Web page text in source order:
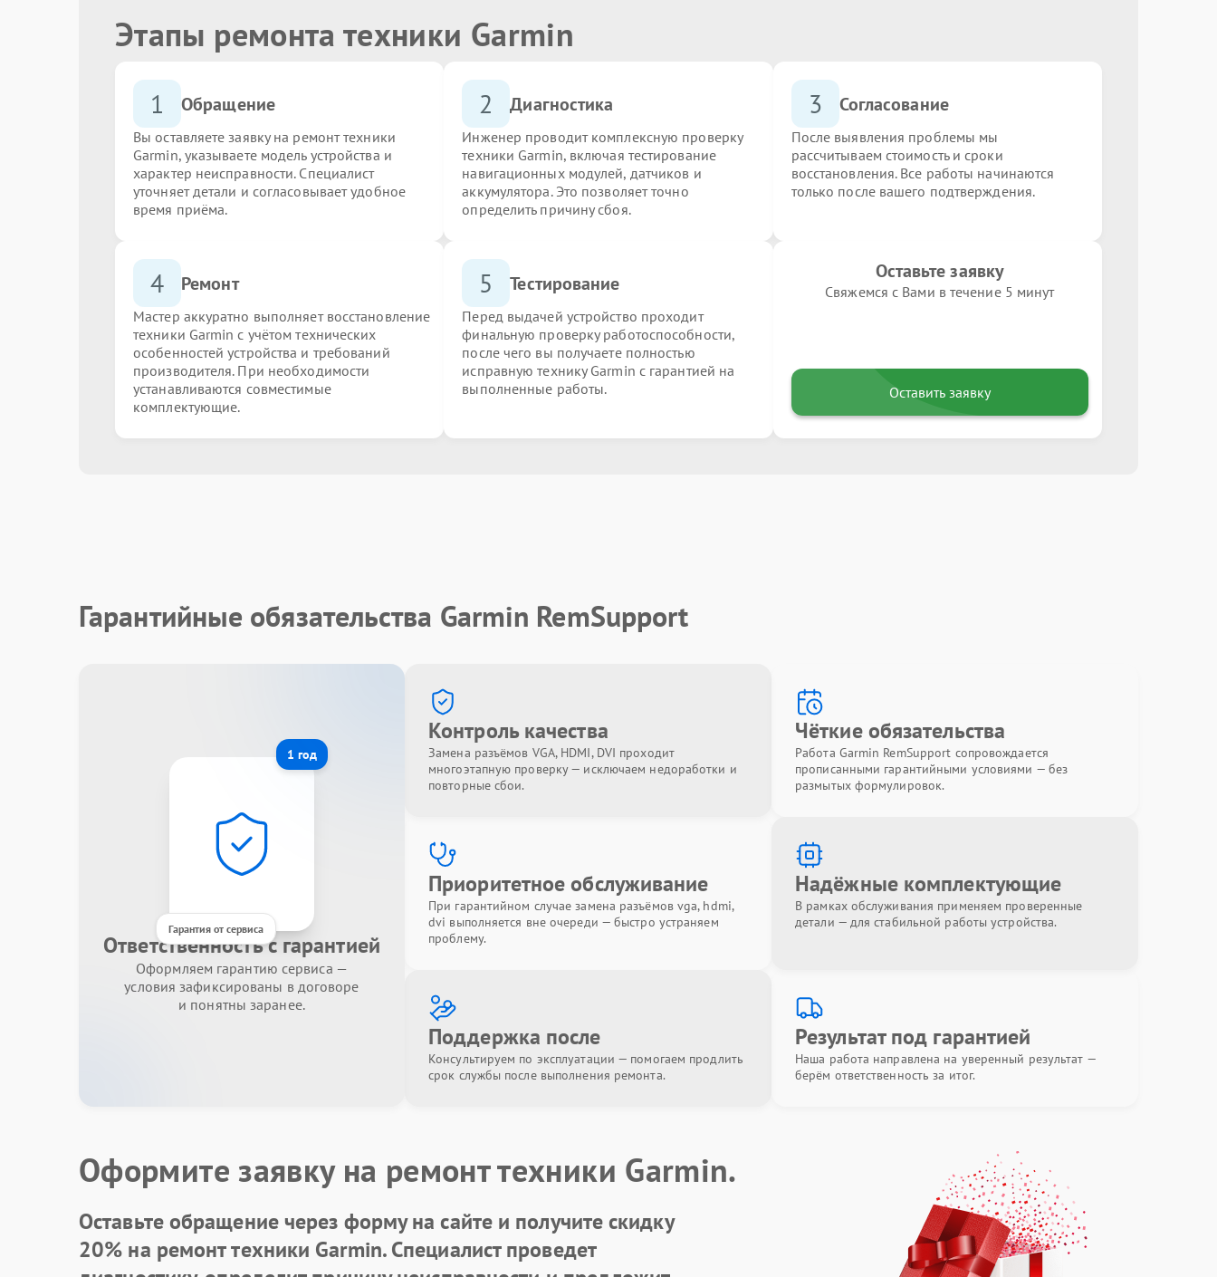
Этапы ремонта техники Garmin
1 Обращение
Вы оставляете заявку на ремонт техники
Garmin, указываете модель устройства и
характер неисправности. Специалист
уточняет детали и согласовывает удобное
время приёма.
2 Диагностика
Инженер проводит комплексную проверку
техники Garmin, включая тестирование
навигационных модулей, датчиков и
аккумулятора. Это позволяет точно
определить причину сбоя.
3 Согласование
После выявления проблемы мы
рассчитываем стоимость и сроки
восстановления. Все работы начинаются
только после вашего подтверждения.
4 Ремонт
Мастер аккуратно выполняет восстановление
техники Garmin с учётом технических
особенностей устройства и требований
производителя. При необходимости
устанавливаются совместимые
комплектующие.
5 Тестирование
Перед выдачей устройство проходит
финальную проверку работоспособности,
после чего вы получаете полностью
исправную технику Garmin с гарантией на
выполненные работы.
Оставьте заявку
Свяжемся с Вами в течение 5 минут
Оставить заявку
Гарантийные обязательства Garmin RemSupport
1 год
Гарантия от сервиса
Ответственность с гарантией
Оформляем гарантию сервиса —
условия зафиксированы в договоре
и понятны заранее.
Контроль качества
Замена разъёмов VGA, HDMI, DVI проходит
многоэтапную проверку — исключаем недоработки и
повторные сбои.
Чёткие обязательства
Работа Garmin RemSupport сопровождается
прописанными гарантийными условиями — без
размытых формулировок.
Приоритетное обслуживание
При гарантийном случае замена разъёмов vga, hdmi,
dvi выполняется вне очереди — быстро устраняем
проблему.
Надёжные комплектующие
В рамках обслуживания применяем проверенные
детали — для стабильной работы устройства.
Поддержка после
Консультируем по эксплуатации — помогаем продлить
срок службы после выполнения ремонта.
Результат под гарантией
Наша работа направлена на уверенный результат —
берём ответственность за итог.
Оформите заявку на ремонт техники Garmin.
Оставьте обращение через форму на сайте и получите скидку
20% на ремонт техники Garmin. Специалист проведет